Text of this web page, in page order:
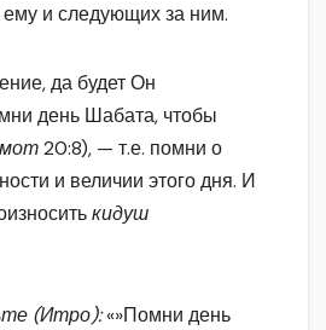
и следующих за ним.
да будет Он
день Шабата, чтобы
20:8), — т.е. помни о
и величии этого дня. И
кидуш
(Итро):«»Помни день